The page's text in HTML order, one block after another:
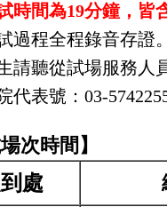
時間為19分鐘，皆
過程全程錄音存證。
請聽從試場服務人
代表號：03-
次時間】
處